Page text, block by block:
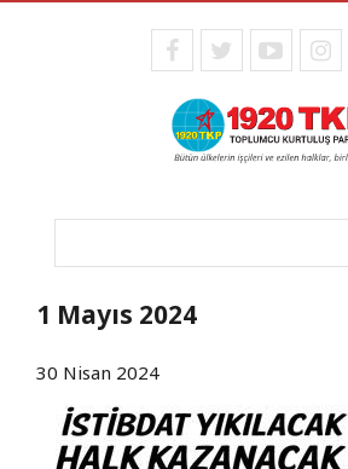
facebooktwitteryoutube
Ara
1 Mayıs 2024
30 Nisan 2024